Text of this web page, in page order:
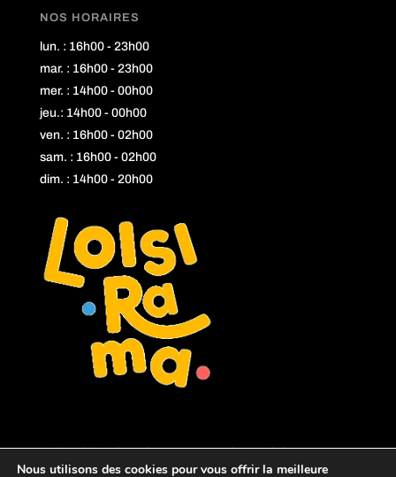
NOS HORAIRES
lun. : 16h00 - 23h00
mar. : 16h00 - 23h00
mer. : 14h00 - 00h00
jeu.: 14h00 - 00h00
ven. : 16h00 - 02h00
sam. : 16h00 - 02h00
dim. : 14h00 - 20h00
L'abus d'alcool est dangereux pour la santé, à consommer
avec modération.
Nous utilisons des cookies pour vous offrir la meilleure